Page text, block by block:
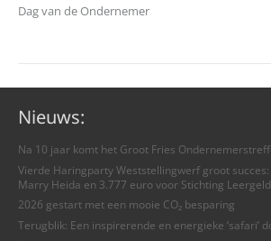
Dag van de Ondernemer
Nieuws:
Na 10 jaar komt het Groot Fries
Vierde Haringparty Weststellingwerf groot
Marry Heida en 3.777 euro voor Stichting Leergeld
2026 gestart met een mooie CO₂ besparing
Terugblik: Een inspirerende en energieke ‘safari’